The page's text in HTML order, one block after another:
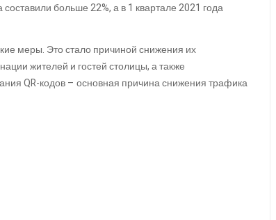
больше 22%, а в 1 квартале 2021 года
меры. Это стало причиной снижения их
жителей и гостей столицы, а также
QR-кодов – основная причина снижения трафика